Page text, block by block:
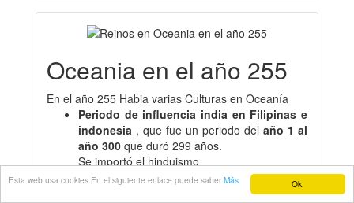
Ok.
Esta web usa cookies.En el siguiente enlace puede saber Más
Oceania en el año 255
En el año 255 Habia varias Culturas en Oceanía
Periodo de influencia india en Filipinas e
indonesia , que fue un periodo del año 1 al
año 300 que duró 299 años.
Se importó el hinduismo
Reino de Salakanagara en Indonesia, que
año 130 al año 362que